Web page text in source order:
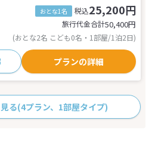
おとな1名 税込25,200円
旅行代金合計50,400円
(おとな2名 こども0名・1部屋/1泊2日)
プランの詳細
る(4プラン、1部屋タイプ)